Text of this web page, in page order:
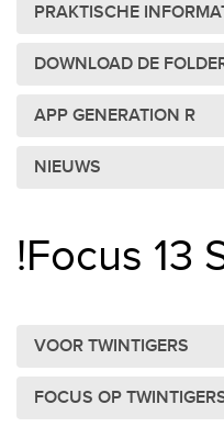
PRAKTISCHE
DOWNLOAD DE
APP GENERATION R
NIEUWS
!Focus 13
VOOR TWINTIGERS
FOCUS OP